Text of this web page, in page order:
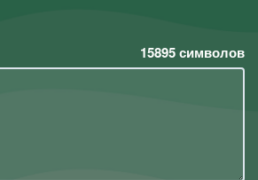
15895символов